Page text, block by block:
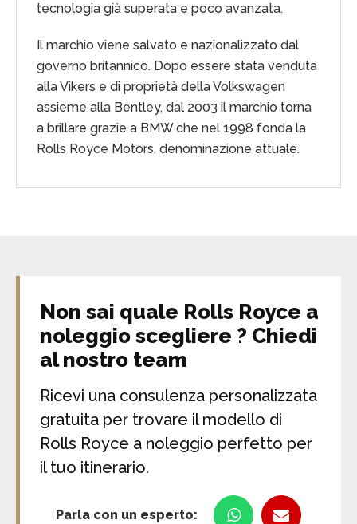
tecnologia già superata e poco avanzata.
Il marchio viene salvato e nazionalizzato dal
governo britannico. Dopo essere stata venduta
alla Vikers e di proprietà della Volkswagen
assieme alla Bentley, dal 2003 il marchio torna
a brillare grazie a BMW che nel 1998 fonda la
Rolls Royce Motors, denominazione attuale.
Non sai quale Rolls Royce a
noleggio scegliere ? Chiedi
al nostro team
Ricevi una consulenza personalizzata
gratuita per trovare il modello di
Rolls Royce a noleggio perfetto per
il tuo itinerario.
Parla con un esperto: